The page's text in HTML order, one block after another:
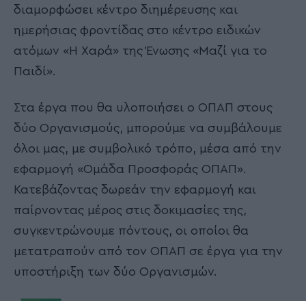
διαμορφώσει κέντρο διημέρευσης και
ημερήσιας φροντίδας στο κέντρο ειδικών
ατόμων «Η Χαρά» της Ένωσης «Μαζί για το
Παιδί».
Στα έργα που θα υλοποιήσει ο ΟΠΑΠ στους
δύο Οργανισμούς, μπορούμε να συμβάλουμε
όλοι μας, με συμβολικό τρόπο, μέσα από την
εφαρμογή «Ομάδα Προσφοράς ΟΠΑΠ».
Κατεβάζοντας δωρεάν την εφαρμογή και
παίρνοντας μέρος στις δοκιμασίες της,
συγκεντρώνουμε πόντους, οι οποίοι θα
μετατραπούν από τον ΟΠΑΠ σε έργα για την
υποστήριξη των δύο Οργανισμών.